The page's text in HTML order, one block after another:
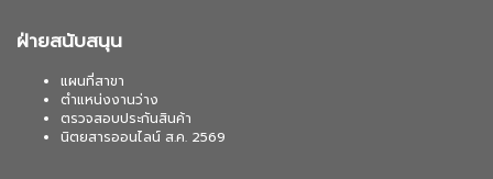
ฝ่ายสนับสนุน
แผนที่สาขา
ตำแหน่งงานว่าง
ตรวจสอบประกันสินค้า
นิตยสารออนไลน์ ส.ค. 2569